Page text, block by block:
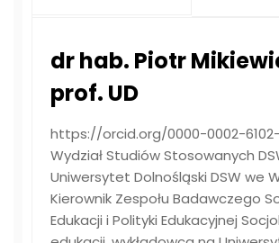
dr hab. Piotr
prof. UD
https://orcid.org/0000-0002-
Wydział Studiów Stosowanych
Uniwersytet Dolnośląski DSW we
Kierownik Zespołu Badawczego
Edukacji i Polityki Edukacyjnej